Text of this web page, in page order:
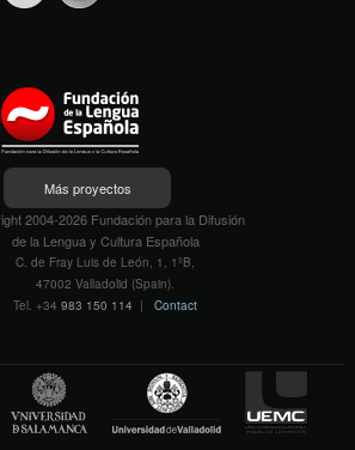
Más proyectos
2004-2026 Fundación para la Difusión
de la Lengua y Cultura Española
C. de Fray Luis de León, 1, 1ºB,
47002 Valladolid (Spain).
Tel. +34 983 150 114 | Contact